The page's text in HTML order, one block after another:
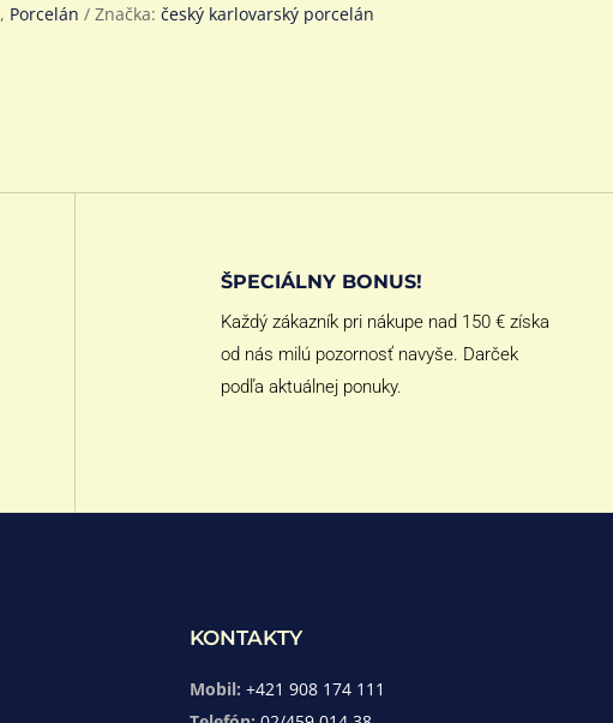
, Porcelán Značka:český karlovarský porcelán
ŠPECIÁLNY BONUS!
Každý zákazník pri nákupe nad 150 € získa
od nás milú pozornosť navyše. Darček
podľa aktuálnej ponuky.
KONTAKTY
Mobil: +421 908 174 111